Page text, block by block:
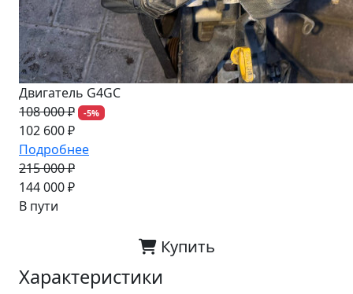
Двигатель G4GC
108 000 ₽
-5%
102 600 ₽
Подробнее
215 000 ₽
144 000 ₽
В пути
Купить
Характеристики